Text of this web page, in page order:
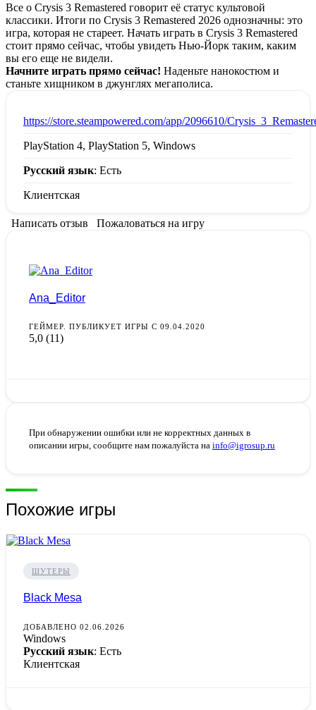
Все о Crysis 3 Remastered говорит её статус культовой
классики. Итоги по Crysis 3 Remastered 2026 однозначны: это
игра, которая не стареет. Начать играть в Crysis 3 Remastered
стоит прямо сейчас, чтобы увидеть Нью-Йорк таким, каким
вы его еще не видели.
Начните играть прямо сейчас! Наденьте нанокостюм и
станьте хищником в джунглях мегаполиса.
https://store.steampowered.com/app/2096610/
PlayStation 4, PlayStation 5, Windows
Русский язык: Есть
Клиентская
Написать отзыв Пожаловаться на игру
Ana_Editor
ГЕЙМЕР. ПУБЛИКУЕТ ИГРЫ С 09.04.2020
5,0 (11)
При обнаружении ошибки или не корректных данных в
описании игры, сообщите нам пожалуйста на info@igrosup.ru
Похожие игры
ШУТЕРЫ
Black Mesa
ДОБАВЛЕНО 02.06.2026
Windows
Русский язык: Есть
Клиентская